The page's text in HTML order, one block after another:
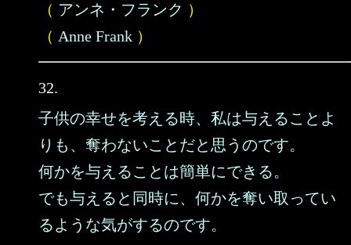
（ アンネ・フランク ）
（ Anne Frank ）
32.
子供の幸せを考える時、私は与えることよ
りも、奪わないことだと思うのです。
何かを与えることは簡単にできる。
でも与えると同時に、何かを奪い取ってい
るような気がするのです。